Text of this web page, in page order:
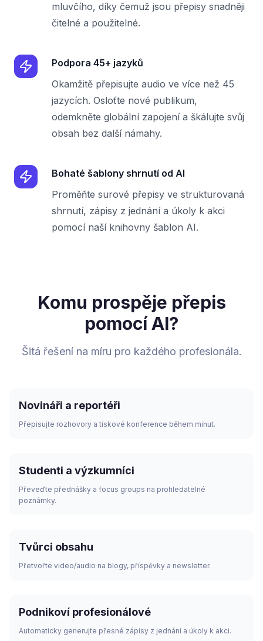
mluvčího, díky čemuž jsou přepisy snadněji
čitelné a použitelné.
Podpora 45+ jazyků
Okamžitě přepisujte audio ve více než 45
jazycích. Osloťte nové publikum,
odemkněte globální zapojení a škálujte svůj
obsah bez další námahy.
Bohaté šablony shrnutí od AI
Proměňte surové přepisy ve strukturovaná
shrnutí, zápisy z jednání a úkoly k akci
pomocí naší knihovny šablon AI.
Komu prospěje přepis
pomocí AI?
Šitá řešení na míru pro každého profesionála.
Novináři a reportéři
Přepisujte rozhovory a tiskové konference během minut.
Studenti a výzkumníci
Převeďte přednášky a focus groups na prohledatelné
poznámky.
Tvůrci obsahu
Přetvořte video/audio na blogy, příspěvky a newsletter.
Podnikoví profesionálové
Automaticky generujte přesné zápisy z jednání a úkoly k akci.